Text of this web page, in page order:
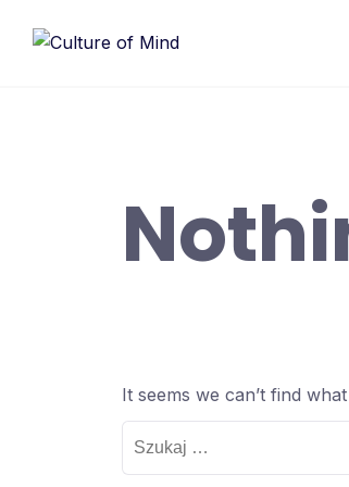
It seems we can’t find